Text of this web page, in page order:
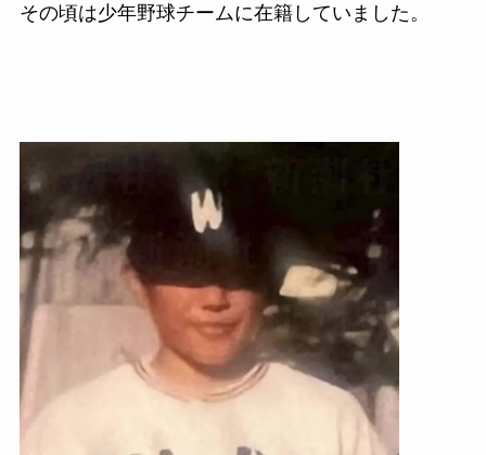
その頃は少年野球チームに在籍していました。